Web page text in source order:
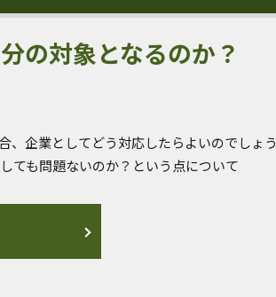
の対象となるのか？
、企業としてどう対応したらよいのでしょう
ても問題ないのか？という点について